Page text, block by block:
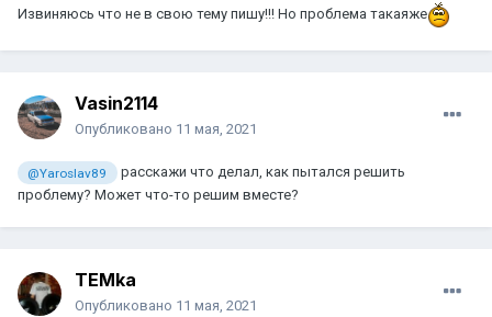
Извиняюсь что не в свою тему пишу!!! Но проблема такаяже
Vasin2114
Опубликовано 11 мая, 2021
@Yaroslav89
расскажи что делал, как пытался решить
проблему? Может что-то решим вместе?
TEMka
Опубликовано 11 мая, 2021